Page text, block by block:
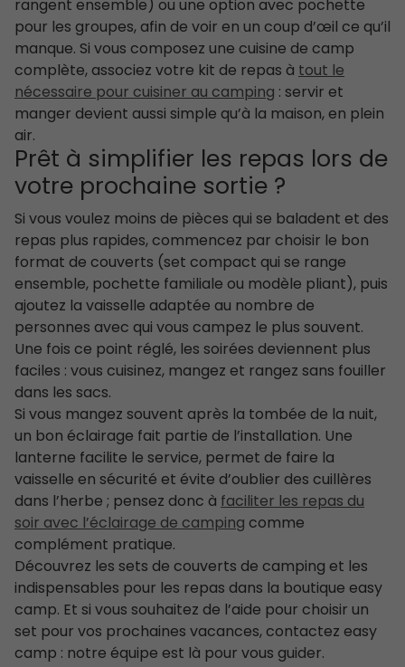
rangent ensemble) ou une option avec pochette
pour les groupes, afin de voir en un coup d’œil ce qu’il
manque. Si vous composez une cuisine de camp
complète, associez votre kit de repas àtout le
nécessaire pour cuisiner au camping : servir et
manger devient aussi simple qu’à la maison, en plein
air.
Prêt à simplifier les repas lors de
votre prochaine sortie ?
Si vous voulez moins de pièces qui se baladent et des
repas plus rapides, commencez par choisir le bon
format de couverts (set compact qui se range
ensemble, pochette familiale ou modèle pliant), puis
ajoutez la vaisselle adaptée au nombre de
personnes avec qui vous campez le plus souvent.
Une fois ce point réglé, les soirées deviennent plus
faciles : vous cuisinez, mangez et rangez sans fouiller
dans les sacs.
Si vous mangez souvent après la tombée de la nuit,
un bon éclairage fait partie de l’installation. Une
lanterne facilite le service, permet de faire la
vaisselle en sécurité et évite d’oublier des cuillères
dans l’herbe ; pensez donc àfaciliter les repas du
soir avec l’éclairage de campingcomme
complément pratique.
Découvrez les sets de couverts de camping et les
indispensables pour les repas dans la boutique easy
camp. Et si vous souhaitez de l’aide pour choisir un
set pour vos prochaines vacances, contactez easy
camp : notre équipe est là pour vous guider.